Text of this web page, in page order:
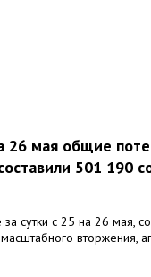
26 мая общие
501 190
сутки с 25 на 26 мая,
вторжения,